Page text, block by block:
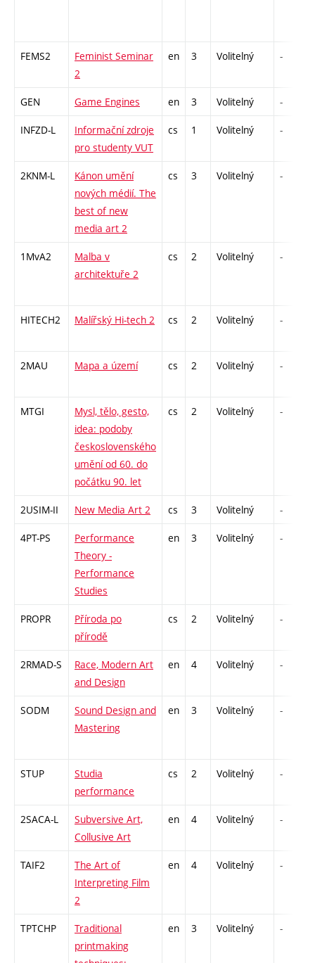
FEMS2
Feminist Seminar
2
en 3 Volitelný -
GEN Game Engines en 3 Volitelný -
INFZD-L
Informační zdroje
pro studenty VUT
cs 1 Volitelný -
2KNM-L
Kánon umění
nových médií. The
best of new
media art 2
cs 3 Volitelný -
1MvA2
Malba v
architektuře 2
cs 2 Volitelný -
HITECH2 Malířský Hi-tech 2 cs 2 Volitelný -
2MAU Mapa a území cs 2 Volitelný -
MTGI
Mysl, tělo, gesto,
idea: podoby
československého
umění od 60. do
počátku 90. let
cs 2 Volitelný -
2USIM-II New Media Art 2 cs 3 Volitelný -
4PT-PS
Performance
Theory -
Performance
Studies
en 3 Volitelný -
PROPR
Příroda po
přírodě
cs 2 Volitelný -
2RMAD-S
Race, Modern Art
and Design
en 4 Volitelný -
SODM
Sound Design and
Mastering
en 3 Volitelný -
STUP
Studia
performance
cs 2 Volitelný -
2SACA-L
Subversive Art,
Collusive Art
en 4 Volitelný -
TAIF2
The Art of
Interpreting Film
2
en 4 Volitelný -
TPTCHP
Traditional
printmaking
en 3 Volitelný -